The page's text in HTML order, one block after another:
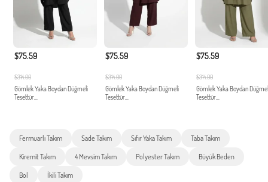
$75.59
$314.00
Gömlek Yaka Boydan Düğmeli
Tesettür...
$75.59
$314.00
Gömlek Yaka Boydan Düğmeli
Tesettür...
$75.59
$314.00
Gömlek Yaka Boydan
Tesettür...
Fermuarlı Takım Sade Takım Sıfır Yaka Takım Taba Takım
Kiremit Takım 4 Mevsim Takım Polyester Takım Büyük Beden
Bol İkili Takım